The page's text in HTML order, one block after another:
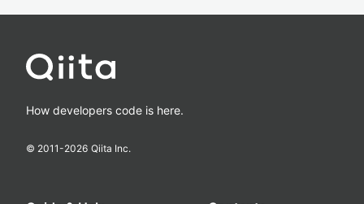
How developers code is here.
© 2011-2026 Qiita Inc.